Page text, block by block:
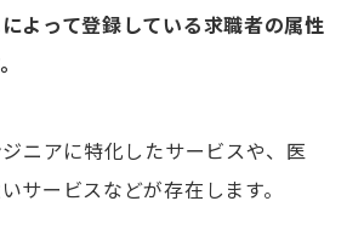
よって登録している求職者の属性
ニアに特化したサービスや、医
サービスなどが存在します。